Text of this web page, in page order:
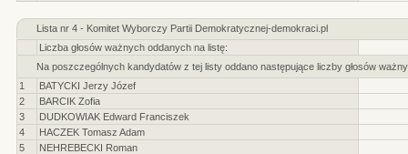
Lista nr 4 - Komitet Wyborczy Partii Demokratycznej-demokraci.pl
Liczba głosów ważnych oddanych na listę:
Na poszczególnych kandydatów z tej listy oddano następujące liczby głosów
1
BATYCKI Jerzy Józef
2
BARCIK Zofia
3
DUDKOWIAK Edward Franciszek
4
HACZEK Tomasz Adam
5
NEHREBECKI Roman